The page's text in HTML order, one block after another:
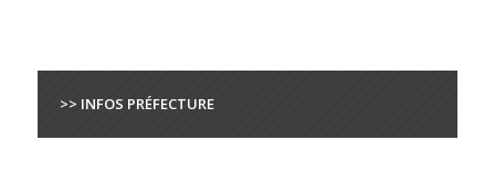
>> INFOS PRÉFECTURE